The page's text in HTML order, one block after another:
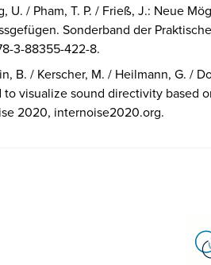
U. / Pham, T. P. / Frieß, J.: Neue
Sonderband der
3-88355-422-8.
B. / Kerscher, M. / Heilmann, G. /
to visualize sound directivity based
2020, internoise2020.org.